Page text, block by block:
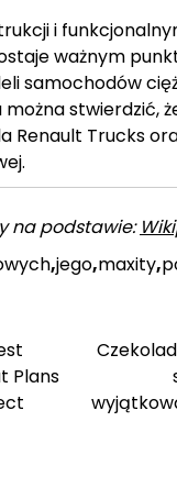
i
ważnym
samochodów
stwierdzić,
Renault Trucks
na podstawie:
,jego,maxity,
Plans